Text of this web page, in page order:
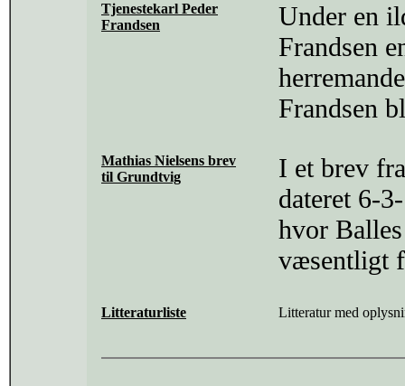
Tjenestekarl Peder
Frandsen
Under en
Frandsen
Frandsen
Mathias Nielsens brev
til Grundtvig
I et brev
dateret 6-
hvor
væsentligt
Litteraturliste Litteratur med